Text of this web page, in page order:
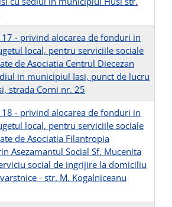
- privind alocarea de fonduri in
local, pentru serviciile sociale
de Asociatia Centrul Diecezan
in municipiul Iasi, punct de lucru
strada Corni nr. 25
- privind alocarea de fonduri in
local, pentru serviciile sociale
de Asociatia Filantropia
Asezamantul Social Sf. Mucenita
social de ingrijire la domiciliu
- str. M. Kogalniceanu